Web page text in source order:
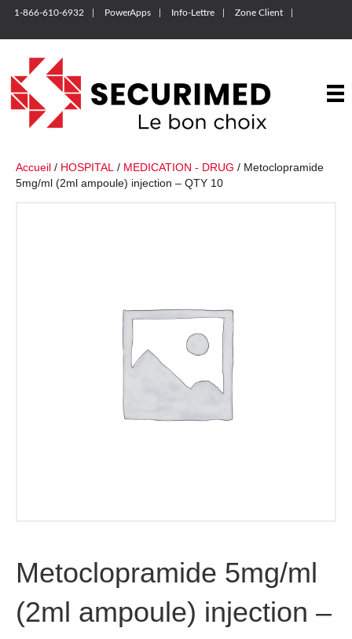
1-866-610-6932 PowerApps Info-Lettre Zone Client
Accueil / HOSPITAL / MEDICATION - DRUG / Metoclopramide
5mg/ml (2ml ampoule) injection – QTY 10
Metoclopramide 5mg/ml
(2ml ampoule) injection –